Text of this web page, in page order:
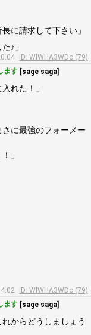
に請求して下さい」
♪」
ID: WlWHA3WDo (79)
ます [sage saga]
れた！」
に最強のフォーメー
」
ID: WlWHA3WDo (79)
ます [sage saga]
からどうしましょう